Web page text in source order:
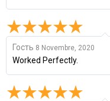
Гость 8 Novembre, 2020
Worked Perfectly.